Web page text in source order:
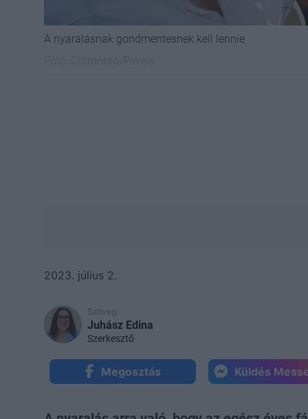
A nyaralásnak gondmentesnek kell lennie
2023. július 2.
Szöveg:
Juhász Edina
Szerkesztő
Megosztás Küldés